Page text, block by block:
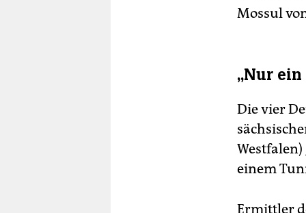
Mossul
„Nur
Die vier
einem
Ermittler